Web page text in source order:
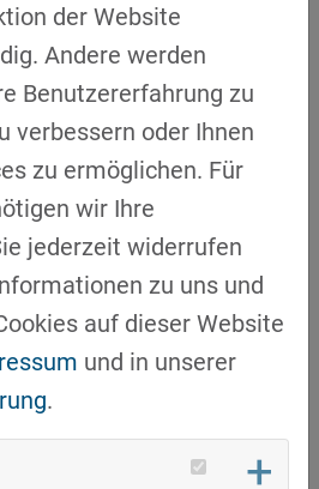
betont, dass der
Anforderungen mit
regulatorische
sicherheitsrelevante
ein tiefes Verständnis
lag auf den
der Bundeswehr und
(OEMs). Hier wurde
neben technologischer
langfristige
die Fähigkeit zur
der Website
Andere werden
Benutzererfahrung zu
verbessern oder Ihnen
zu ermöglichen. Für
wir Ihre
jederzeit widerrufen
zu uns und
auf dieser Website
und in unserer
.